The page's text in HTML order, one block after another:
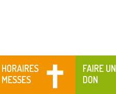
HORAIRES
MESSES
FAIRE UN
DON